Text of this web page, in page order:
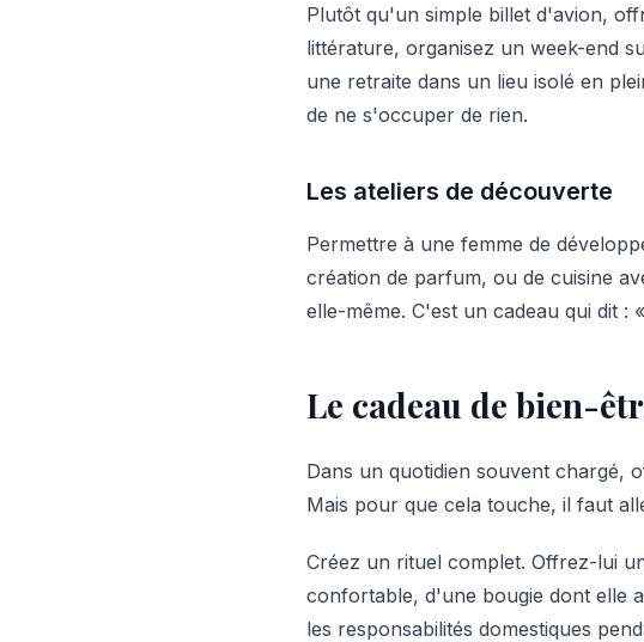
Plutôt qu'un simple billet d'avion,
littérature, organisez un week-end
une retraite dans un lieu isolé en
de ne s'occuper de rien.
Les ateliers de découverte
Permettre à une femme de
création de parfum, ou de cuisine
elle-même. C'est un cadeau qui dit :
Le cadeau de bien-
Dans un quotidien souvent chargé,
Mais pour que cela touche, il faut
Créez un rituel complet. Offrez-lui
confortable, d'une bougie dont elle
les responsabilités domestiques